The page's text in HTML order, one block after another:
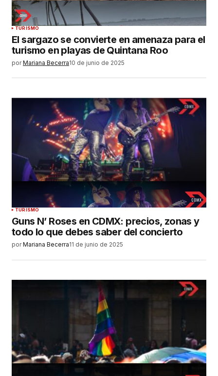
TURISMO
El sargazo se convierte en amenaza para el
turismo en playas de Quintana Roo
por Mariana Becerra10 de junio de 2025
TURISMO
Guns N’ Roses en CDMX: precios, zonas y
todo lo que debes saber del concierto
por Mariana Becerra11 de junio de 2025